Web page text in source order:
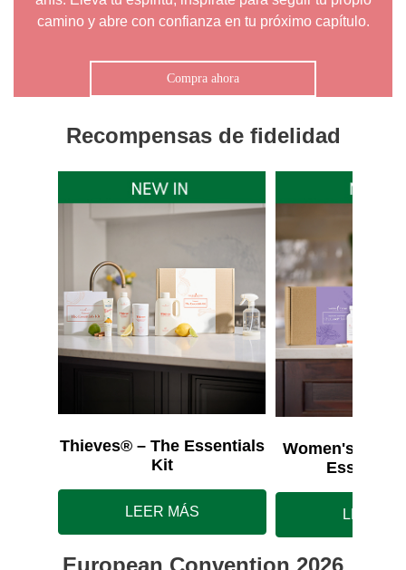
camino y abre con confianza en tu próximo capítulo.
Compra ahora
Recompensas de fidelidad
Thieves® – The Essentials
Kit
LEER MÁS
Women's
LEER
European Convention 2026